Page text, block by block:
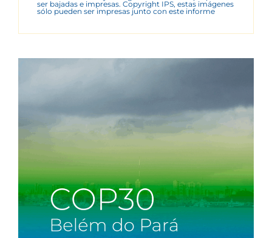
ser bajadas e impresas. Copyright IPS, estas imágenes
sólo pueden ser impresas junto con este informe